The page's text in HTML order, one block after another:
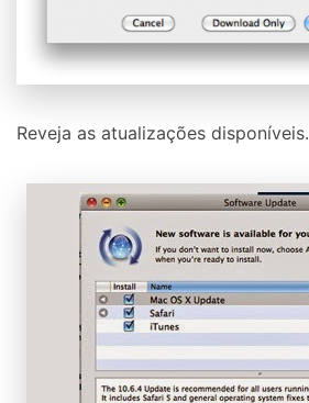
Reveja as atualizações disponíveis.